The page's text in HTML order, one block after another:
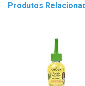
Produtos